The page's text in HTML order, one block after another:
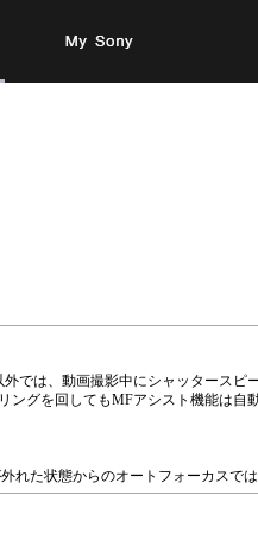
では、動画撮影中にシャッタースピ
グを回してもMFアシスト機能は
れた状態からのオートフォーカスで